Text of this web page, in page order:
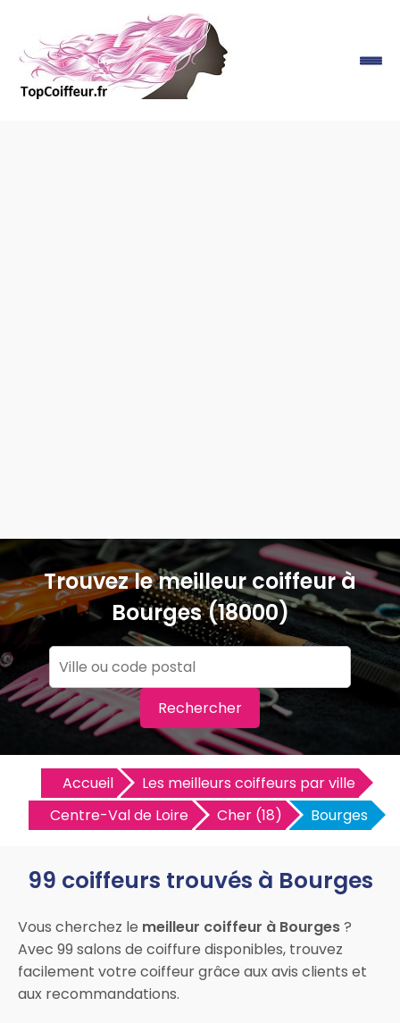
Trouvez le meilleur coiffeur à
Bourges (18000)
Rechercher
Accueil
Les meilleurs coiffeurs par ville
Centre-Val de Loire
Cher (18) Bourges
99 coiffeurs trouvés à Bourges
Vous cherchez le meilleur coiffeur à Bourges?
Avec 99 salons de coiffure disponibles, trouvez
facilement votre coiffeur grâce aux avis clients et
aux recommandations.